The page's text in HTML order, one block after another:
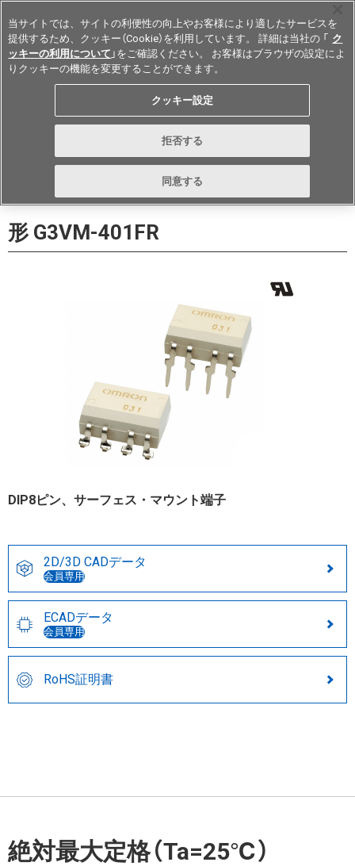
Japan
お問い合わせ
形 G3VM-401FR
DIP8ピン、サーフェス・マウント端子
2D/3D CADデータ
会員専用
ECADデータ
会員専用
RoHS証明書
絶対最大定格（Ta=25℃）
当サイトでは、サイトの利便性の向上やお客様により適したサービスを
提供するため、クッキー（Cookie）を利用しています。 詳細は当社の 「 ク
ッキーの利用について 」をご確認ください。 お客様はブラウザの設定によ
りクッキーの機能を変更することができます。
クッキー設定
拒否する
同意する